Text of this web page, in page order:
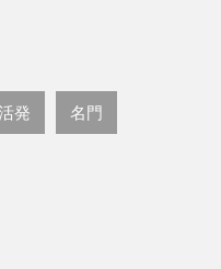
発 名門